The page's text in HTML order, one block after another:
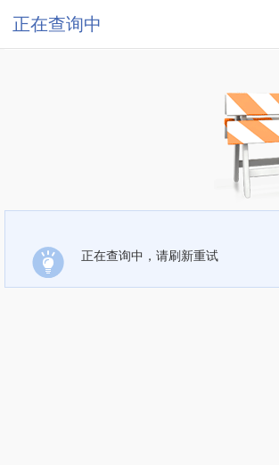
正在查询中
正在查询中，请刷新重试